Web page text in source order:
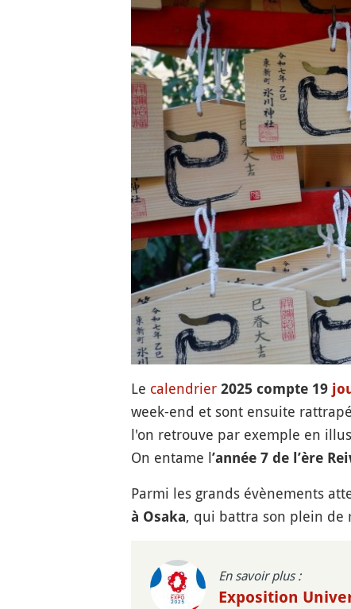
Le calendrier 2025 compte 19
week-end et sont ensuite
l'on retrouve par exemple en
On entame l’année 7 de l’ère
Parmi les grands évènements
à Osaka, qui battra son plein de
En savoir plus :
Exposition